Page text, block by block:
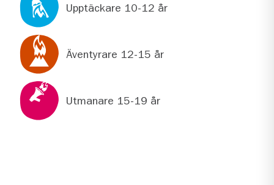
Upptäckare 10-12 år
Äventyrare 12-15 år
Utmanare 15-19 år